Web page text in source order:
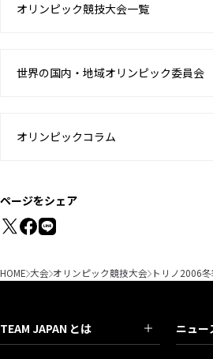
オリンピック競技大会一覧
世界の国内・地域オリンピック委員会
オリンピックコラム
ページをシェア
HOME 大会 オリンピック競技大会 トリノ2006
TEAM JAPAN とは ニュー